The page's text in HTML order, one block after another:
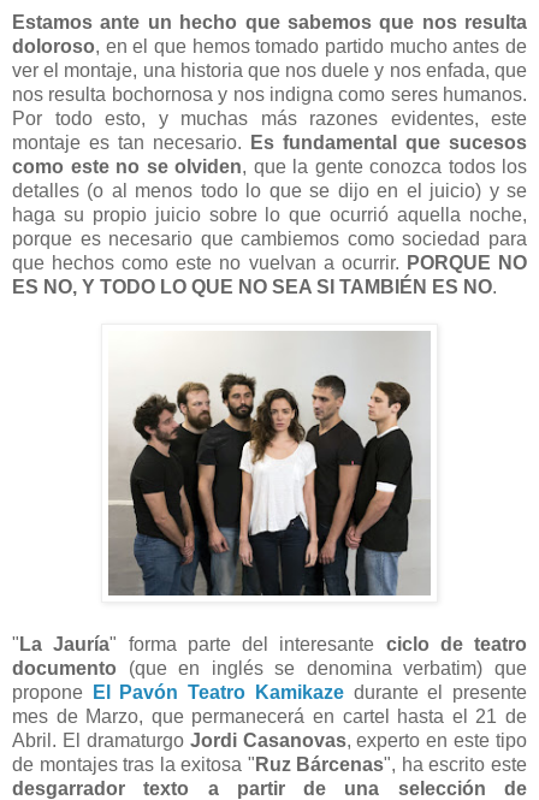
Estamos ante un hecho que sabemos que nos resulta
doloroso, en el que hemos tomado partido mucho antes de
ver el montaje, una historia que nos duele y nos enfada, que
nos resulta bochornosa y nos indigna como seres humanos.
Por todo esto, y muchas más razones evidentes, este
montaje es tan necesario.
Es fundamental que sucesos
como este no se olviden, que la gente conozca todos los
detalles (o al menos todo lo que se dijo en el juicio) y se
haga su propio juicio sobre lo que ocurrió aquella noche,
porque es necesario que cambiemos como sociedad para
que hechos como este no vuelvan a ocurrir. PORQUE NO
ES NO, Y TODO LO QUE NO SEA SI TAMBIÉN ES NO.
" La Jauría" forma parte del interesante ciclo de teatro
documento (que en inglés se denomina verbatim) que
propone
El Pavón Teatro Kamikazedurante el presente
mes de Marzo, que permanecerá en cartel hasta el 21 de
Abril. El dramaturgo Jordi Casanovas, experto en este tipo
de montajes tras la exitosa " Ruz Bárcenas", ha escrito este
desgarrador texto a partir de una selección de